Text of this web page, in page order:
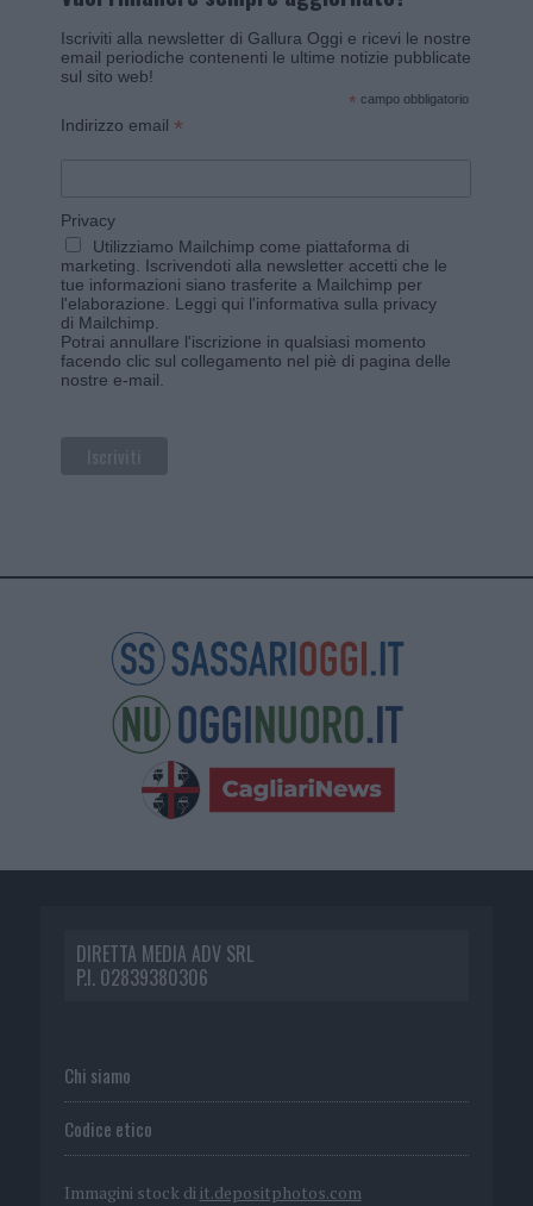
Iscriviti alla newsletter di Gallura Oggi e ricevi le nostre
email periodiche contenenti le ultime notizie pubblicate
sul sito web!
* campo obbligatorio
Indirizzo email *
Privacy
Utilizziamo Mailchimp come piattaforma di
marketing. Iscrivendoti alla newsletter accetti che le
tue informazioni siano trasferite a Mailchimp per
l'elaborazione. Leggi qui l'informativa sulla privacy
di Mailchimp
Potrai annullare l'iscrizione in qualsiasi momento
facendo clic sul collegamento nel piè di pagina delle
nostre e-mail.
DIRETTA MEDIA ADV SRL
P.I. 02839380306
Chi siamo
Codice etico
Immagini stock di it.depositphotos.com